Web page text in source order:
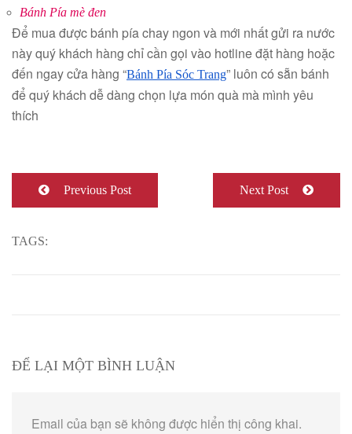
Bánh Pía mè đen
Để mua được bánh pía chay ngon và mới nhất gửi ra nước
này quý khách hàng chỉ cần gọi vào hotline đặt hàng hoặc
đến ngay cửa hàng “Bánh Pía Sóc Trang” luôn có sẵn bánh
để quý khách dễ dàng chọn lựa món quà mà mình yêu
thích
Previous Post Next Post
TAGS:
ĐỂ LẠI MỘT BÌNH LUẬN
Email của bạn sẽ không được hiển thị công khai.